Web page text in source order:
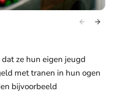
ze hun eigen jeugd
met tranen in hun ogen
bijvoorbeeld